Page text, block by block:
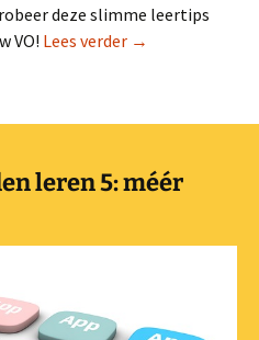
deze slimme leertips
VO! Lees verder Slimme leertips
→
leren 5: méér